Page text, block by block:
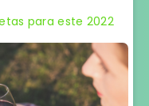
para este 2022